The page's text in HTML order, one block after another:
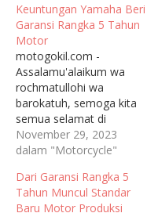
Keuntungan Yamaha Beri
Garansi Rangka 5 Tahun
Motor
motogokil.com -
Assalamu'alaikum wa
rochmatullohi wa
barokatuh, semoga kita
semua selamat di
perjalanan sampai ke
tujuan. Ditinjau dari
pragmatis, maka
pemberian garansi bagi
November 29, 2023
dalam "Motorcycle"
Dari Garansi Rangka 5
Tahun Muncul Standar
Baru Motor Produksi